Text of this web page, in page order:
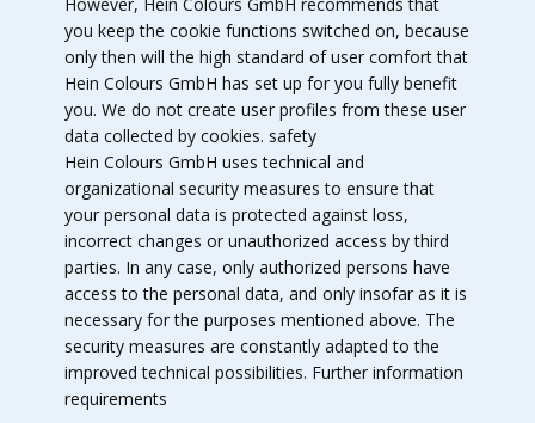
you keep the cookie functions switched on, because
only then will the high standard of user comfort that
Hein Colours GmbH has set up for you fully benefit
you. We do not create user profiles from these user
data collected by cookies. safety
Hein Colours GmbH uses technical and
organizational security measures to ensure that
your personal data is protected against loss,
incorrect changes or unauthorized access by third
parties. In any case, only authorized persons have
access to the personal data, and only insofar as it is
necessary for the purposes mentioned above. The
security measures are constantly adapted to the
improved technical possibilities. Further information
requirements